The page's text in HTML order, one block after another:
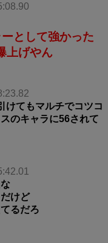
として強かった
上げやん
けてもマルチでコツコ
のキャラに56されて
けど
るだろ